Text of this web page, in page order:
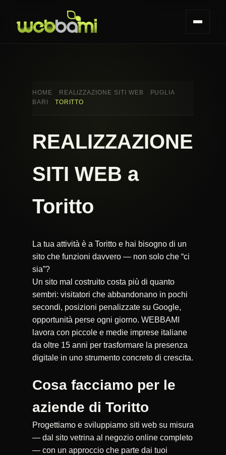
HOME REALIZZAZIONE SITI WEB
PUGLIA
BARI
TORITTO
REALIZZAZIONE
SITI WEB a
Toritto
La tua attività è a Toritto e hai bisogno di un
sito che funzioni davvero — non solo che “ci
sia”?
Un sito mal costruito costa più di quanto
sembri: visitatori che abbandonano in pochi
secondi, posizioni penalizzate su Google,
opportunità perse ogni giorno. WEBBAMI
lavora con piccole e medie imprese italiane
da oltre 15 anni per trasformare la presenza
digitale in uno strumento concreto di crescita.
Cosa facciamo per le
aziende di Toritto
Progettiamo e sviluppiamo siti web su misura
— dal sito vetrina al negozio online completo
— con un approccio che parte dai tuoi